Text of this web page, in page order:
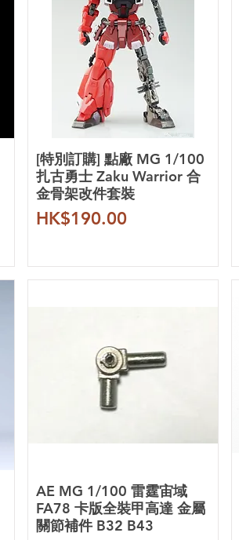
[特別訂購] 點廠 MG 1/100
扎古勇士 Zaku Warrior 合
金骨架改件套裝
價格
HK$190.00
AE MG 1/100 雷霆宙域
FA78 卡版全裝甲高達 金屬
關節補件 B32 B43